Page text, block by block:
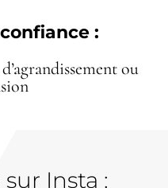
:
ou
Insta :